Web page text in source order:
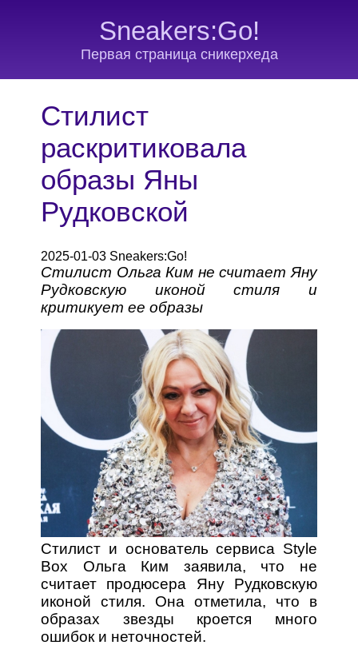
Sneakers:Go!
Первая страница сникерхеда
Стилист
раскритиковала
образы Яны
Рудковской
2025-01-03 Sneakers:Go!
Стилист Ольга Ким не считает Яну
Рудковскую иконой стиля и
критикует ее образы
Стилист и основатель сервиса Style
Box Ольга Ким заявила, что не
считает продюсера Яну Рудковскую
иконой стиля. Она отметила, что в
образах звезды кроется много
ошибок и неточностей.